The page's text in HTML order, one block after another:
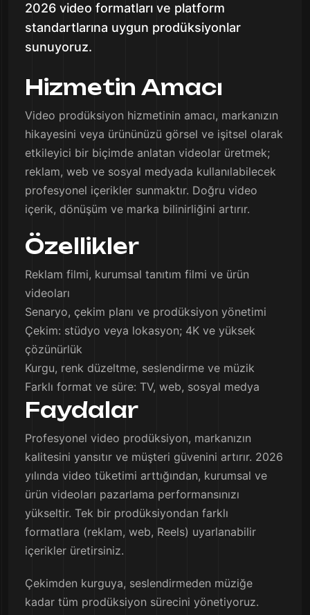
2026 video formatları ve platform
standartlarına uygun prodüksiyonlar
sunuyoruz.
Hizmetin Amacı
Video prodüksiyon hizmetinin amacı, markanızın
hikayesini veya ürününüzü görsel ve işitsel olarak
etkileyici bir biçimde anlatan videolar üretmek;
reklam, web ve sosyal medyada kullanılabilecek
profesyonel içerikler sunmaktır. Doğru video
içerik, dönüşüm ve marka bilinirliğini artırır.
Özellikler
Reklam filmi, kurumsal tanıtım filmi ve ürün
videoları
Senaryo, çekim planı ve prodüksiyon yönetimi
Çekim: stüdyo veya lokasyon; 4K ve yüksek
çözünürlük
Kurgu, renk düzeltme, seslendirme ve müzik
Farklı format ve süre: TV, web, sosyal medya
Faydalar
Profesyonel video prodüksiyon, markanızın
kalitesini yansıtır ve müşteri güvenini artırır. 2026
yılında video tüketimi arttığından, kurumsal ve
ürün videoları pazarlama performansınızı
yükseltir. Tek bir prodüksiyondan farklı
formatlara (reklam, web, Reels) uyarlanabilir
içerikler üretirsiniz.
Çekimden kurguya, seslendirmeden müziğe
kadar tüm prodüksiyon sürecini yönetiyoruz.